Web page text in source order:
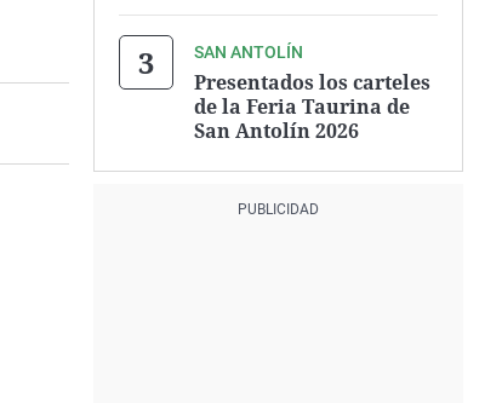
SAN ANTOLÍN
Presentados los carteles
de la Feria Taurina de
San Antolín 2026